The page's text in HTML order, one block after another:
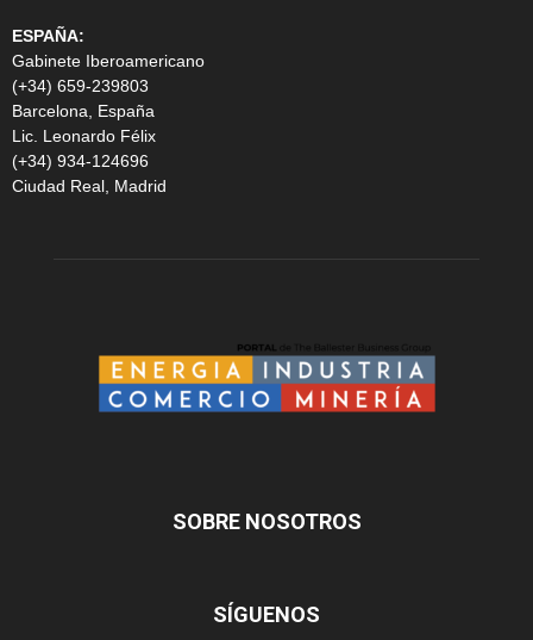
ESPAÑA:
Gabinete Iberoamericano
(+34) 659-239803
Barcelona, España
Lic. Leonardo Félix
(+34) 934-124696
Ciudad Real, Madrid
SOBRE NOSOTROS
SÍGUENOS